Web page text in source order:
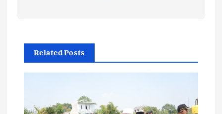
Related Posts